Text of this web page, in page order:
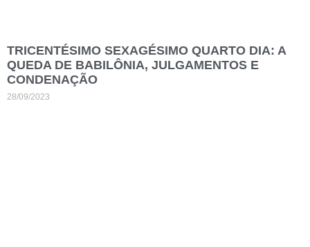
TRICENTÉSIMO SEXAGÉSIMO QUARTO DIA: A
QUEDA DE BABILÔNIA, JULGAMENTOS E
CONDENAÇÃO
28/09/2023